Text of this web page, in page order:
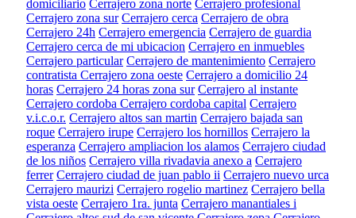
domiciliario Cerrajero zona norte Cerrajero profesional
Cerrajero zona sur Cerrajero cerca Cerrajero de obra
Cerrajero 24h Cerrajero emergencia Cerrajero de guardia
Cerrajero cerca de mi ubicacion Cerrajero en inmuebles
Cerrajero particular Cerrajero de mantenimiento Cerrajero
contratista Cerrajero zona oeste Cerrajero a domicilio 24
horas Cerrajero 24 horas zona sur Cerrajero al instante
Cerrajero cordoba Cerrajero cordoba capital Cerrajero
v.i.c.o.r. Cerrajero altos san martin Cerrajero bajada san
roque Cerrajero irupe Cerrajero los hornillos Cerrajero la
esperanza Cerrajero ampliacion los alamos Cerrajero ciudad
de los niños Cerrajero villa rivadavia anexo a Cerrajero
ferrer Cerrajero ciudad de juan pablo ii Cerrajero nuevo urca
Cerrajero maurizi Cerrajero rogelio martinez Cerrajero bella
vista oeste Cerrajero 1ra. junta Cerrajero manantiales i